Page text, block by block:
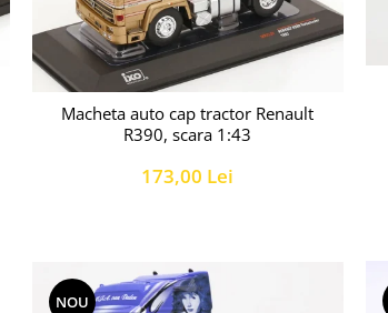
Macheta auto cap tractor Renault
R390, scara 1:43
173,00 Lei
NOU